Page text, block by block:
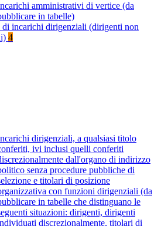
amministrativi di vertice (da
in tabelle)
incarichi dirigenziali (dirigenti non
4
dirigenziali, a qualsiasi titolo
ivi inclusi quelli conferiti
dall'organo di indirizzo
senza procedure pubbliche di
e titolari di posizione
con funzioni dirigenziali (da
in tabelle che distinguano le
situazioni: dirigenti, dirigenti
discrezionalmente, titolari di